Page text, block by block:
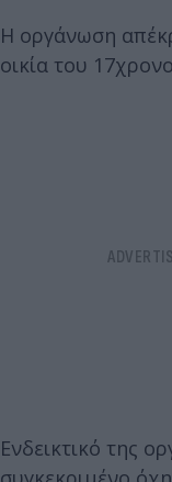
Η οργάνωση
οικία του
Ενδεικτικό της